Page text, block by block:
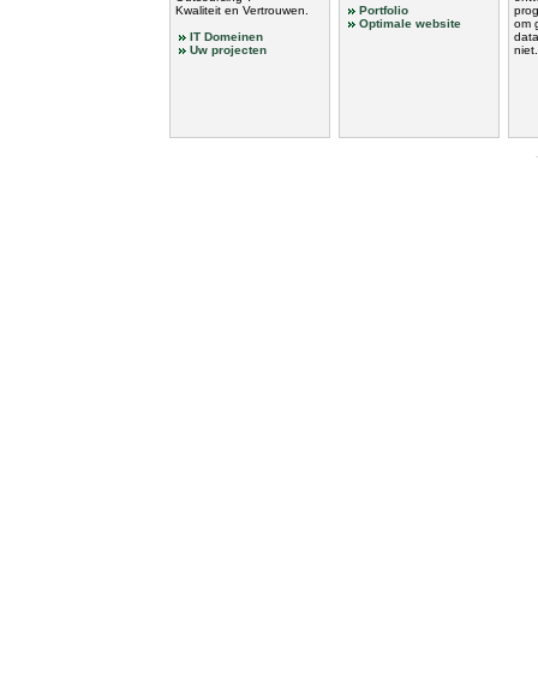
Kwaliteit en Vertrouwen.
IT Domeinen
Uw projecten
Portfolio
Optimale website
om
niet.